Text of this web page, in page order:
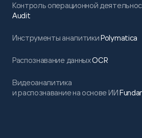
Контроль операционной
Audit
Инструменты аналитикиPolymatica
Распознавание данныхOCR
Видеоаналитика
и распознавание на основе ИИ